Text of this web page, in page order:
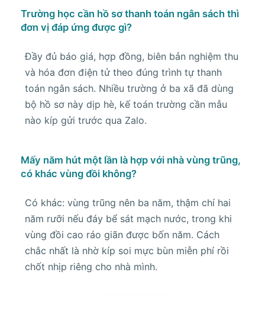
Trường học cần hồ sơ thanh toán ngân sách thì
đơn vị đáp ứng được gì?
Đầy đủ báo giá, hợp đồng, biên bản nghiệm thu
và hóa đơn điện tử theo đúng trình tự thanh
toán ngân sách. Nhiều trường ở ba xã đã dùng
bộ hồ sơ này dịp hè, kế toán trường cần mẫu
nào kíp gửi trước qua Zalo.
Mấy năm hút một lần là hợp với nhà vùng trũng,
có khác vùng đồi không?
Có khác: vùng trũng nên ba năm, thậm chí hai
năm rưỡi nếu đáy bể sát mạch nước, trong khi
vùng đồi cao ráo giãn được bốn năm. Cách
chắc nhất là nhờ kíp soi mực bùn miễn phí rồi
chốt nhịp riêng cho nhà mình.